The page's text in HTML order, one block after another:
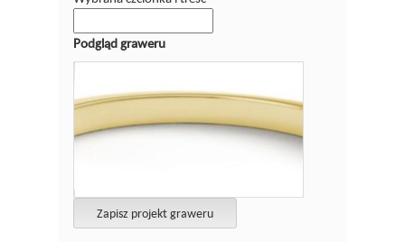
Podgląd graweru
Zapisz projekt graweru